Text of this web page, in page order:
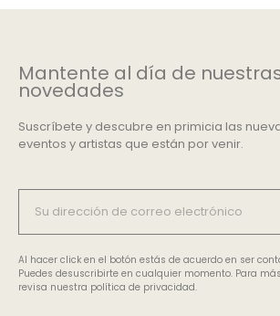
Mantente al día de
novedades
Suscríbete y descubre en primicia las
eventos y artistas que están por venir.
Al hacer click en el botón estás de acuerdo en ser
Puedes desuscribirte en cualquier momento. Para
revisa nuestra política de privacidad.